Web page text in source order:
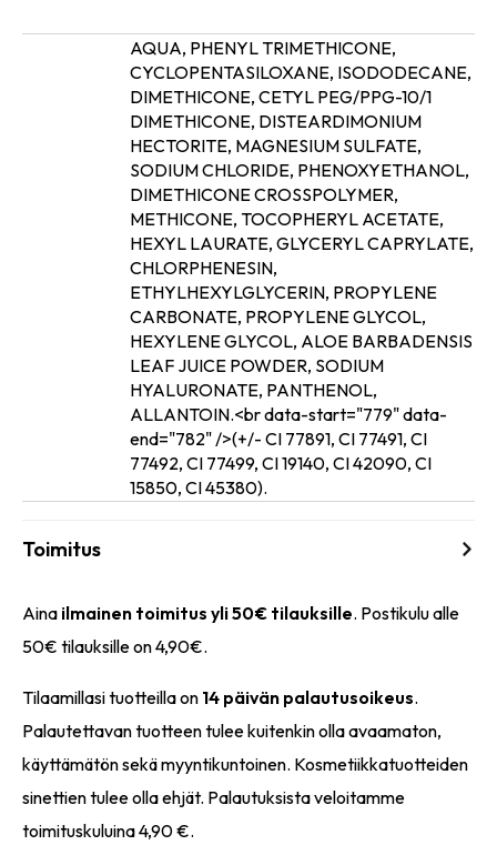
AQUA, PHENYL TRIMETHICONE,
CYCLOPENTASILOXANE, ISODODECANE,
DIMETHICONE, CETYL PEG/PPG-10/1
DIMETHICONE, DISTEARDIMONIUM
HECTORITE, MAGNESIUM SULFATE,
SODIUM CHLORIDE, PHENOXYETHANOL,
DIMETHICONE CROSSPOLYMER,
METHICONE, TOCOPHERYL ACETATE,
HEXYL LAURATE, GLYCERYL CAPRYLATE,
CHLORPHENESIN,
ETHYLHEXYLGLYCERIN, PROPYLENE
CARBONATE, PROPYLENE GLYCOL,
HEXYLENE GLYCOL, ALOE BARBADENSIS
LEAF JUICE POWDER, SODIUM
HYALURONATE, PANTHENOL,
ALLANTOIN.<br data-start="779" data-
end="782" />(+/- CI 77891, CI 77491, CI
77492, CI 77499, CI 19140, CI 42090, CI
15850, CI 45380).
Toimitus
Aina ilmainen toimitus yli 50€ tilauksille. Postikulu alle
50€ tilauksille on 4,90€.
Tilaamillasi tuotteilla on 14 päivän palautusoikeus.
Palautettavan tuotteen tulee kuitenkin olla avaamaton,
käyttämätön sekä myyntikuntoinen. Kosmetiikkatuotteiden
sinettien tulee olla ehjät. Palautuksista veloitamme
toimituskuluina 4,90 €.